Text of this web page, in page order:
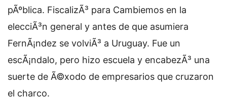
pÃºblica. FiscalizÃ³ para Cambiemos en la
elecciÃ³n general y antes de que asumiera
FernÃ¡ndez se volviÃ³ a Uruguay. Fue un
escÃ¡ndalo, pero hizo escuela y encabezÃ³ una
suerte de Ã©xodo de empresarios que cruzaron
el charco.